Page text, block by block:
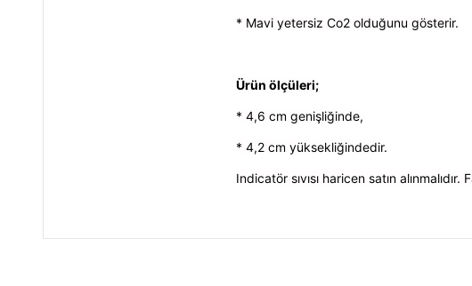
* Mavi yetersiz Co2 olduğunu gösterir.
Ürün ölçüleri;
* 4,6 cm genişliğinde,
* 4,2 cm yüksekliğindedir.
Indicatör sıvısı haricen satın